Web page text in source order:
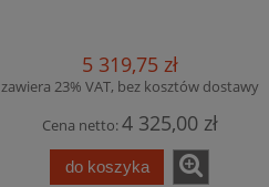
5 319,75 zł
zawiera 23% VAT, bez kosztów dostawy
Cena netto:4 325,00 zł
do koszyka